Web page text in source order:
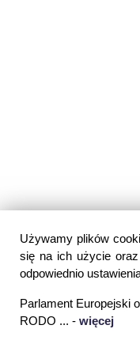
Używamy plików
się na ich użycie
odpowiednio
Parlament Europejski
RODO ... - więcej